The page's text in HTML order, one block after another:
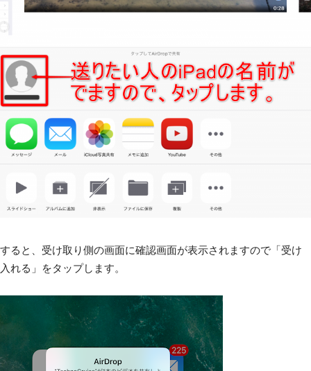
すると、受け取り側の画面に確認画面が表示されますので「受け
入れる」をタップします。